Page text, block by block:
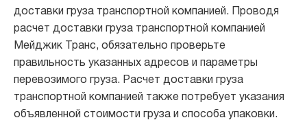
доставки груза транспортной компанией. Проводя
расчет доставки груза транспортной компанией
Мейджик Транс, обязательно проверьте
правильность указанных адресов и параметры
перевозимого груза. Расчет доставки груза
транспортной компанией также потребует указания
объявленной стоимости груза и способа упаковки.